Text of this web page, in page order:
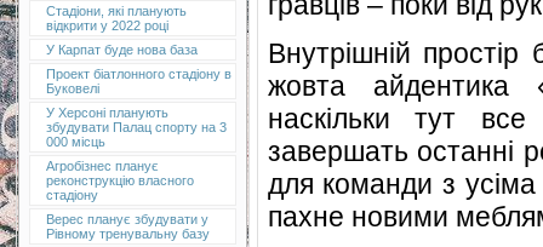
Стадіони, які планують
відкрити у 2022 році
У Карпат буде нова база
Проект біатлонного стадіону в
Буковелі
У Херсоні планують
збудувати Палац спорту на 3
000 місць
Агробізнес планує
реконструкцію власного
стадіону
Верес планує збудувати у
Рівному тренувальну базу
Внутрішній
жовта айдентика
наскільки тут
завершать останні
для команди з
пахне новими